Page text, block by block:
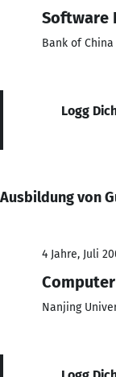
Software
Bank of China
Logg
Ausbildung von
4 Jahre, Juli
Nanjing